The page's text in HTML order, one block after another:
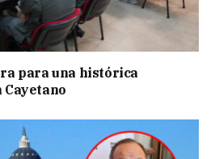
para una histórica